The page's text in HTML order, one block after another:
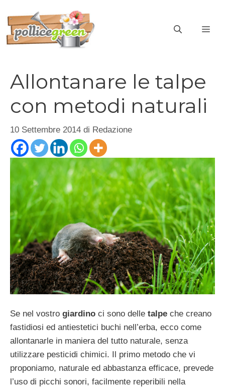
contenuto
Allontanare le talpe
con metodi naturali
10 Settembre 2014 di Redazione
Se nel vostro giardino ci sono delle talpe che creano
fastidiosi ed antiestetici buchi nell’erba, ecco come
allontanarle in maniera del tutto naturale, senza
utilizzare pesticidi chimici. Il primo metodo che vi
proponiamo, naturale ed abbastanza efficace, prevede
l’uso di picchi sonori, facilmente reperibili nella